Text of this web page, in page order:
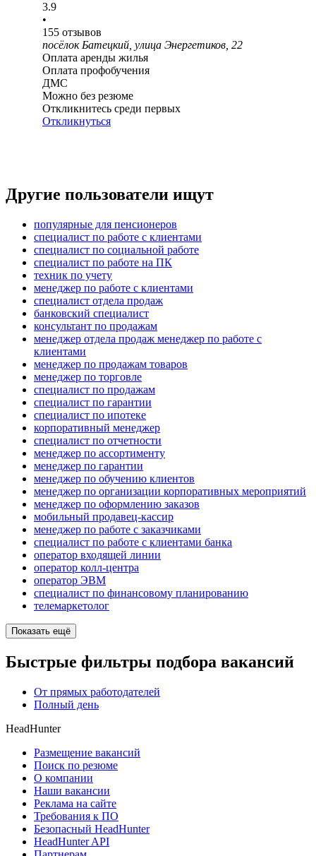
3.9
•
155 отзывов
посёлок Батецкий, улица Энергетиков, 22
Оплата аренды жилья
Оплата профобучения
ДМС
Можно без резюме
Откликнитесь среди первых
Откликнуться
Другие пользователи ищут
популярные для пенсионеров
специалист по работе с клиентами
специалист по социальной работе
специалист по работе на ПК
техник по учету
менеджер по работе с клиентами
специалист отдела продаж
банковский специалист
консультант по продажам
менеджер отдела продаж менеджер по работе с
клиентами
менеджер по продажам товаров
менеджер по торговле
специалист по продажам
специалист по гарантии
специалист по ипотеке
корпоративный менеджер
специалист по отчетности
менеджер по ассортименту
менеджер по гарантии
менеджер по обучению клиентов
менеджер по организации корпоративных мероприятий
менеджер по оформлению заказов
мобильный продавец-кассир
менеджер по работе с заказчиками
специалист по работе с клиентами банка
оператор входящей линии
оператор колл-центра
оператор ЭВМ
специалист по финансовому планированию
телемаркетолог
Показать ещё
Быстрые фильтры подбора вакансий
От прямых работодателей
Полный день
HeadHunter
Размещение вакансий
Поиск по резюме
О компании
Наши вакансии
Реклама на сайте
Требования к ПО
Безопасный HeadHunter
HeadHunter API